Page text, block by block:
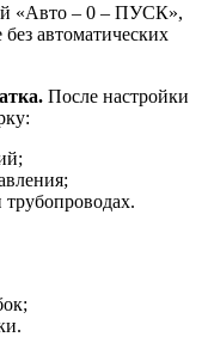
«Авто – 0 – ПУСК»,
автоматических
После настройки
трубопроводах.